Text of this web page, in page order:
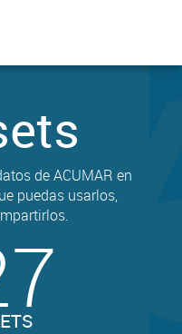
de ACUMAR en
puedas usarlos,